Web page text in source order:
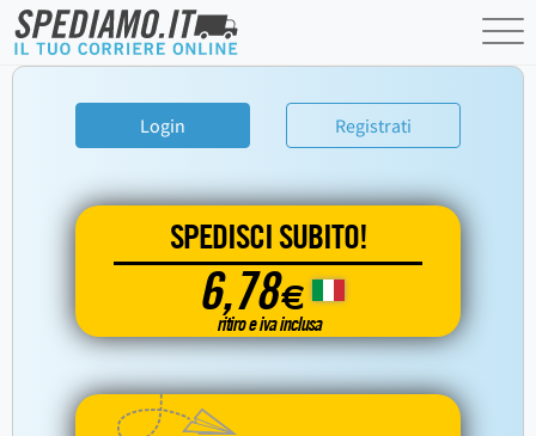
Login Registrati
SPEDISCI SUBITO!
6,78€
ritiro e iva inclusa